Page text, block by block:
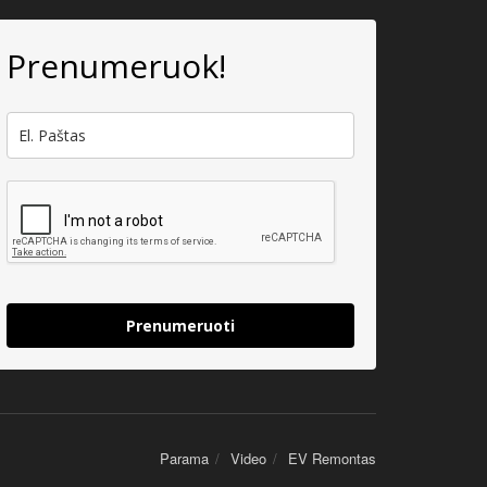
Prenumeruok!
Prenumeruoti
Parama Video EV Remontas